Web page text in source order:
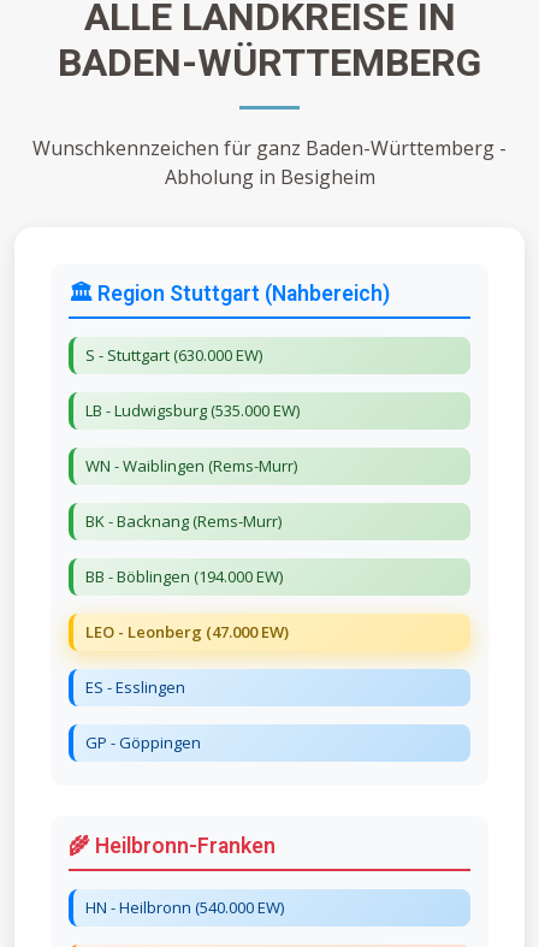
ALLE LANDKREISE IN
BADEN-WÜRTTEMBERG
Wunschkennzeichen für ganz Baden-Württemberg -
Abholung in Besigheim
🏛️ Region Stuttgart (Nahbereich)
S - Stuttgart (630.000 EW)
LB - Ludwigsburg (535.000 EW)
WN - Waiblingen (Rems-Murr)
BK - Backnang (Rems-Murr)
BB - Böblingen (194.000 EW)
LEO - Leonberg (47.000 EW)
ES - Esslingen
GP - Göppingen
🌾 Heilbronn-Franken
HN - Heilbronn (540.000 EW)